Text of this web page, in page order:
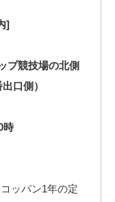
]⠀
プ競技場の北側
口側）⠀
⠀
ッパン1年の定